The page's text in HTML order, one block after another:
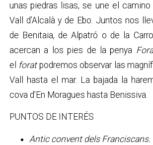
unas piedras lisas, se une el
Vall d’Alcalà y de Ebo. Juntos nos
de Benitaia, de Alpatró o de la
acercan a los pies de la penya
el foratpodremos observar las
Vall hasta el mar. La bajada la
cova d’En Moragues hasta Benissiva.
PUNTOS DE INTERÉS
Antic convent dels Franciscans.